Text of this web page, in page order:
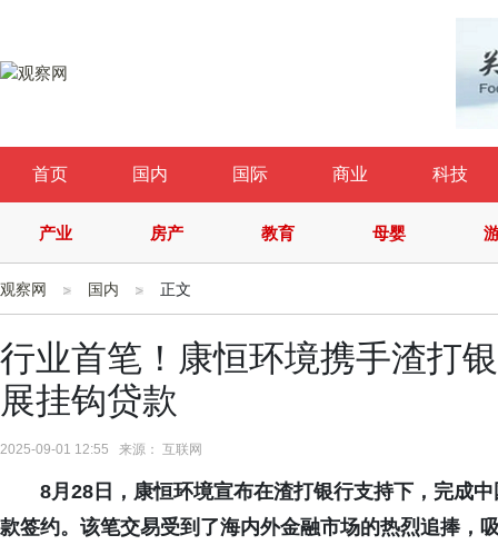
首页 国内 国际 商业 科技
产业 房产 教育 母婴
观察网 国内 正文
行业首笔！康恒环境携手渣打
展挂钩贷款
2025-09-01 12:55 来源： 互联网
8月28日，康恒环境宣布在渣打银行支持下，完成
款签约。该笔交易受到了海内外金融市场的热烈追捧，